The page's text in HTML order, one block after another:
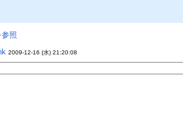
照
2009-12-16 (水) 21:20:08